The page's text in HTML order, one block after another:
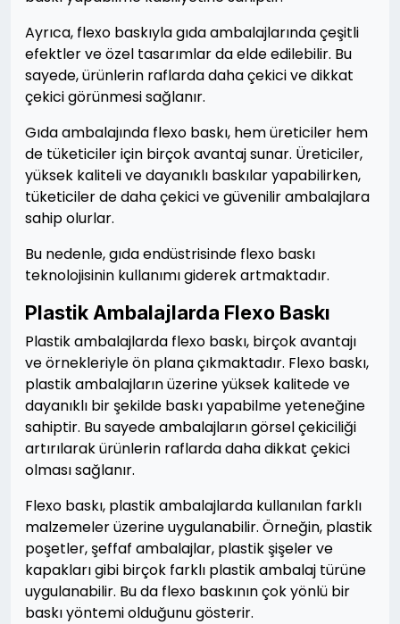
Ayrıca, flexo baskıyla gıda ambalajlarında çeşitli
efektler ve özel tasarımlar da elde edilebilir. Bu
sayede, ürünlerin raflarda daha çekici ve dikkat
çekici görünmesi sağlanır.
Gıda ambalajında flexo baskı, hem üreticiler hem
de tüketiciler için birçok avantaj sunar. Üreticiler,
yüksek kaliteli ve dayanıklı baskılar yapabilirken,
tüketiciler de daha çekici ve güvenilir ambalajlara
sahip olurlar.
Bu nedenle, gıda endüstrisinde flexo baskı
teknolojisinin kullanımı giderek artmaktadır.
Plastik Ambalajlarda Flexo Baskı
Plastik ambalajlarda flexo baskı, birçok avantajı
ve örnekleriyle ön plana çıkmaktadır. Flexo baskı,
plastik ambalajların üzerine yüksek kalitede ve
dayanıklı bir şekilde baskı yapabilme yeteneğine
sahiptir. Bu sayede ambalajların görsel çekiciliği
artırılarak ürünlerin raflarda daha dikkat çekici
olması sağlanır.
Flexo baskı, plastik ambalajlarda kullanılan farklı
malzemeler üzerine uygulanabilir. Örneğin, plastik
poşetler, şeffaf ambalajlar, plastik şişeler ve
kapakları gibi birçok farklı plastik ambalaj türüne
uygulanabilir. Bu da flexo baskının çok yönlü bir
baskı yöntemi olduğunu gösterir.